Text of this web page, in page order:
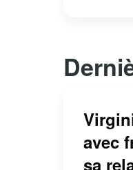
avec
sa